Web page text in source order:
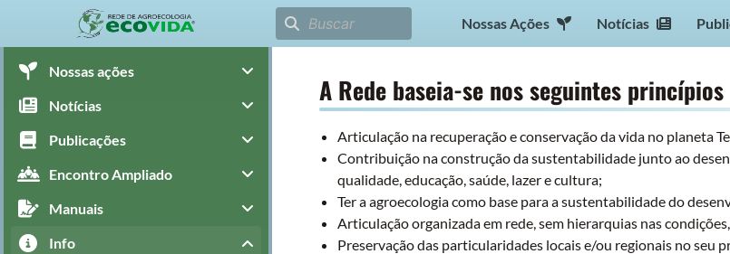
Nossas Ações Notícias
Nossas ações
Notícias
Publicações
Encontro Ampliado
Manuais
Info
A Rede baseia-se nos seguintes princípios
Articulação na recuperação e conservação da vida no planeta
Contribuição na construção da sustentabilidade junto ao
qualidade, educação, saúde, lazer e cultura;
Ter a agroecologia como base para a sustentabilidade do
Articulação organizada em rede, sem hierarquias nas
Preservação das particularidades locais e/ou regionais no seu